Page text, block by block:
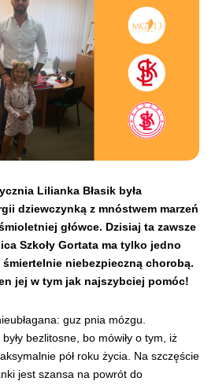
KUP BILET
Lilianka Błasik była
dziewczynką z mnóstwem marzeń
główce. Dzisiaj ta zawsze
Szkoły Gortata ma tylko jedno
śmiertelnie niebezpieczną chorobą.
jej w tym jak najszybciej pomóc!
guz pnia mózgu.
bezlitosne, bo mówiły o tym, iż
pół roku życia. Na szczęście
jest szansa na powrót do